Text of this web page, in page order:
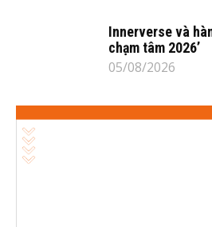
Innerverse và
chạm tâm 2026’
05/08/2026